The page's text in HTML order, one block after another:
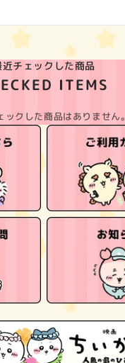
近チェックした商品
ITEMS
ックした商品はありません。